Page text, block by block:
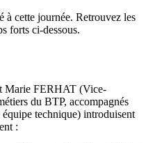
à cette journée. Retrouvez les
forts ci-dessous.
Marie FERHAT (Vice-
du BTP, accompagnés
technique) introduisent
: